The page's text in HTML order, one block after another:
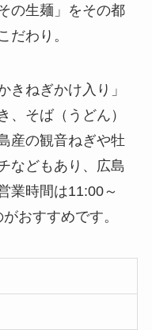
の生麺」をその都
だわり。
きねぎかけ入り」
、そば（うどん）
産の観音ねぎや牡
などもあり、広島
業時間は11:00～
おすすめです。